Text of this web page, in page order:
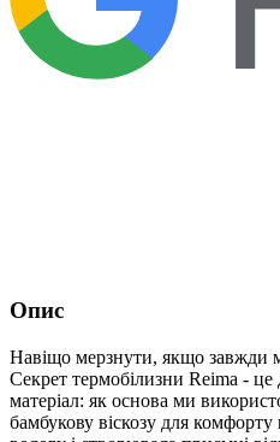
Опис
Навіщо мерзнути, якщо завжди
Секрет термобілизни Reima - це
матеріал: як основа ми
бамбукову віскозу для